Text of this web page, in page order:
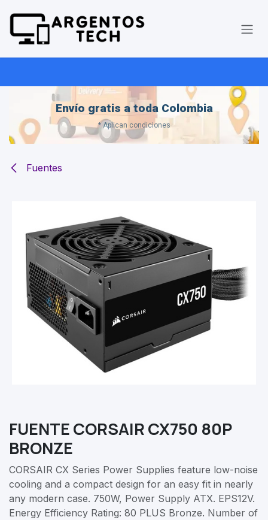
Envío gratis a toda Colombia
* Aplican condiciones
Fuentes
FUENTE CORSAIR CX750 80P
BRONZE
CORSAIR CX Series Power Supplies feature low-noise
cooling and a compact design for an easy fit in nearly
any modern case. 750W, Power Supply ATX. EPS12V.
Energy Efficiency Rating: 80 PLUS Bronze. Number of